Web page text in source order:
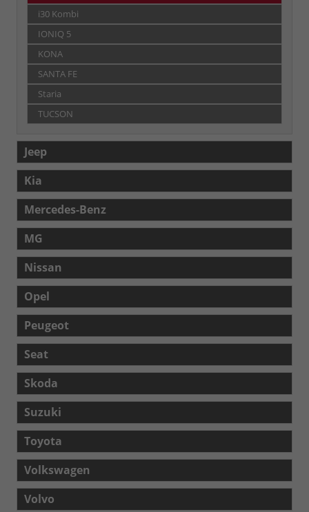
i30 Kombi
IONIQ 5
KONA
SANTA FE
Staria
TUCSON
Jeep
Kia
Mercedes-Benz
MG
Nissan
Opel
Peugeot
Seat
Skoda
Suzuki
Toyota
Volkswagen
Volvo